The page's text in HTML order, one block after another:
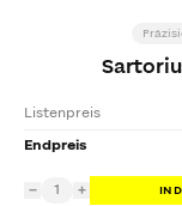
Listenpreis
Endpreis
− 1 + IN